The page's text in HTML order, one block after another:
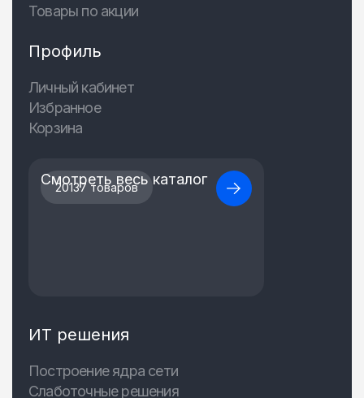
Товары по акции
Профиль
Личный кабинет
Избранное
Корзина
20137 товаров
Смотреть весь каталог
ИТ решения
Построение ядра сети
Слаботочные решения